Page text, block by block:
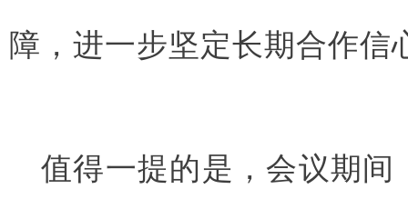
障，进一步坚定长期合作信
值得一提的是，会议期